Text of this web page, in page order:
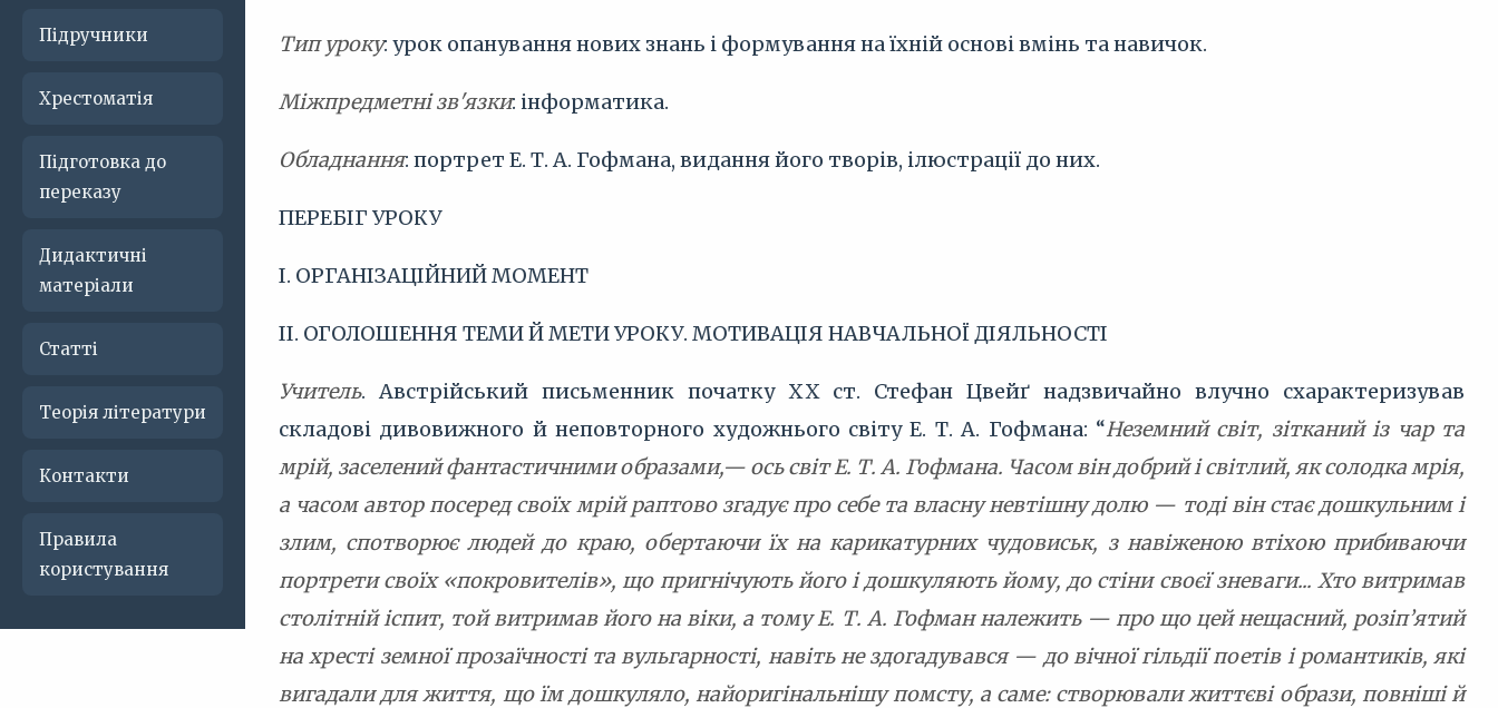
Підручники
Хрестоматія
Підготовка до
переказу
Дидактичні
матеріали
Статті
Теорія літератури
Контакти
Правила
користування
Тип уроку: урок опанування нових знань і формування на їхній основі вмінь та навичок.
Міжпредметні зв'язки: інформатика.
Обладнання: портрет Е. Т. А. Гофмана, видання його творів, ілюстрації до них.
ПЕРЕБІГ УРОКУ
І. ОРГАНІЗАЦІЙНИЙ МОМЕНТ
ІІ. ОГОЛОШЕННЯ ТЕМИ Й МЕТИ УРОКУ. МОТИВАЦІЯ НАВЧАЛЬНОЇ ДІЯЛЬНОСТІ
Учитель. Австрійський письменник початку XX ст. Стефан Цвейґ надзвичайно влучно схарактеризував
складові дивовижного й неповторного художнього світу Е. Т. А. Гофмана: “Неземний світ, зітканий із чар та
мрій, заселений фантастичними образами,— ось світ Е. Т. А. Гофмана. Часом він добрий і світлий, як солодка мрія,
а часом автор посеред своїх мрій раптово згадує про себе та власну невтішну долю — тоді він стає дошкульним і
злим, спотворює людей до краю, обертаючи їх на карикатурних чудовиськ, з навіженою втіхою прибиваючи
портрети своїх «покровителів», що пригнічують його і дошкуляють йому, до стіни своєї зневаги... Хто витримав
столітній іспит, той витримав його на віки, а тому Е. Т. А. Гофман належить — про що цей нещасний, розіп’ятий
на хресті земної прозаїчності та вульгарності, навіть не здогадувався — до вічної гільдії поетів і романтиків, які
вигадали для життя, що їм дошкуляло, найоригінальнішу помсту, а саме: створювали життєві образи, повніші й